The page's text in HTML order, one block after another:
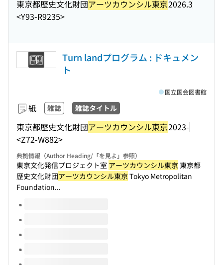
東京都歴史文化財団アーツカウンシル東京2026.3
<Y93-R9235>
Turn landプログラム : ドキュメン
ト
紙 雑誌 雑誌タイトル
東京都歴史文化財団アーツカウンシル東京2023-
<Z72-W882>
国立国会図書館
典拠情報（Author Heading/「を見よ」参照）
東京文化発信プロジェクト室 アーツカウンシル東京 東京都
歴史文化財団アーツカウンシル東京Tokyo Metropolitan
Foundation...
このタイトルの巻号